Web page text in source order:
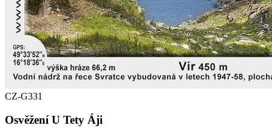
CZ-G331
Osvěžení U Tety Áji